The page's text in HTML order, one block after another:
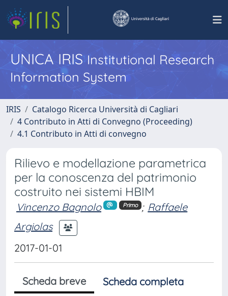
UNICA IRISInstitutional Research
Information System
IRIS
Catalogo Ricerca Università di Cagliari
4 Contributo in Atti di Convegno (Proceeding)
4.1 Contributo in Atti di convegno
Rilievo e modellazione parametrica
per la conoscenza del patrimonio
costruito nei sistemi HBIM
Vincenzo Bagnolo Primo ; Raffaele
Argiolas
2017-01-01
Scheda breve
Scheda completa